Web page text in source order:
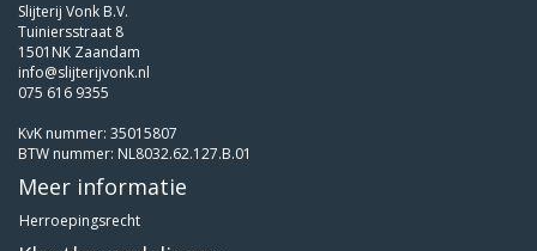
Slijterij Vonk B.V.
Tuiniersstraat 8
1501NK Zaandam
info@slijterijvonk.nl
075 616 9355
KvK nummer: 35015807
BTW nummer: NL8032.62.127.B.01
Meer informatie
Herroepingsrecht